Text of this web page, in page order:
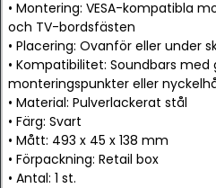
• Montering: VESA-kompatibla
och TV-bordsfästen
• Placering: Ovanför eller under
• Kompatibilitet: Soundbars med
monteringspunkter eller
• Material: Pulverlackerat stål
• Färg: Svart
• Mått: 493 x 45 x 138 mm
• Förpackning: Retail box
• Antal: 1 st.